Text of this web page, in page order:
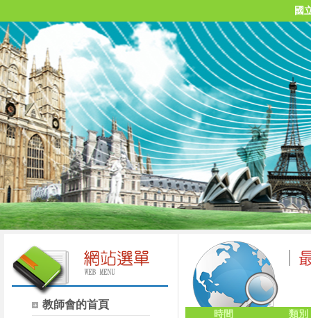
國
教師會的首頁
時間 類別